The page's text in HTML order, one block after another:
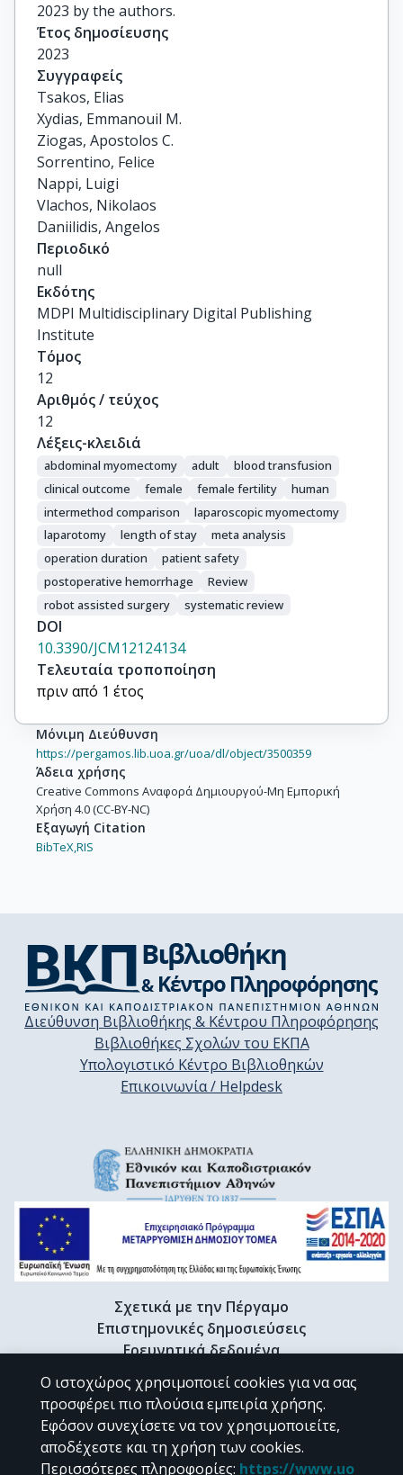
2023 by the authors.
Έτος δημοσίευσης
2023
Συγγραφείς
Tsakos, Elias
Xydias, Emmanouil M.
Ziogas, Apostolos C.
Sorrentino, Felice
Nappi, Luigi
Vlachos, Nikolaos
Daniilidis, Angelos
Περιοδικό
null
Εκδότης
MDPI Multidisciplinary Digital Publishing
Institute
Τόμος
12
Αριθμός / τεύχος
12
Λέξεις-κλειδιά
abdominal myomectomy adult
blood transfusion
clinical outcome
female female fertility
human
intermethod comparison
laparoscopic myomectomy
laparotomy
length of stay
meta analysis
operation duration
patient safety
postoperative hemorrhage
Review
robot assisted surgery
systematic review
DOI
10.3390/JCM12124134
Τελευταία τροποποίηση
πριν από 1 έτος
Μόνιμη Διεύθυνση
https://pergamos.lib.uoa.gr/uoa/dl/object/3500359
Άδεια χρήσης
Creative Commons Αναφορά Δημιουργού-Μη Εμπορική
Χρήση 4.0 (CC-BY-NC)
Εξαγωγή Citation
BibTeX,RIS
Διεύθυνση Βιβλιοθήκης & Κέντρου Πληροφόρησης
Βιβλιοθήκες Σχολών του ΕΚΠΑ
Υπολογιστικό Κέντρο Βιβλιοθηκών
Επικοινωνία / Helpdesk
Σχετικά με την Πέργαμο
Επιστημονικές δημοσιεύσεις
Ερευνητικά δεδομένα
Διδακτορικές διατριβές & Γκρίζα βιβλιογραφία
Προφίλ Ερευνητή
CC BY-NC 4.0
Ο ιστοχώρος χρησιμοποιεί cookies για να σας
προσφέρει πιο πλούσια εμπειρία χρήσης.
Εφόσον συνεχίσετε να τον χρησιμοποιείτε,
αποδέχεστε και τη χρήση των cookies.
Περισσότερες πληροφορίες: https://www.uo